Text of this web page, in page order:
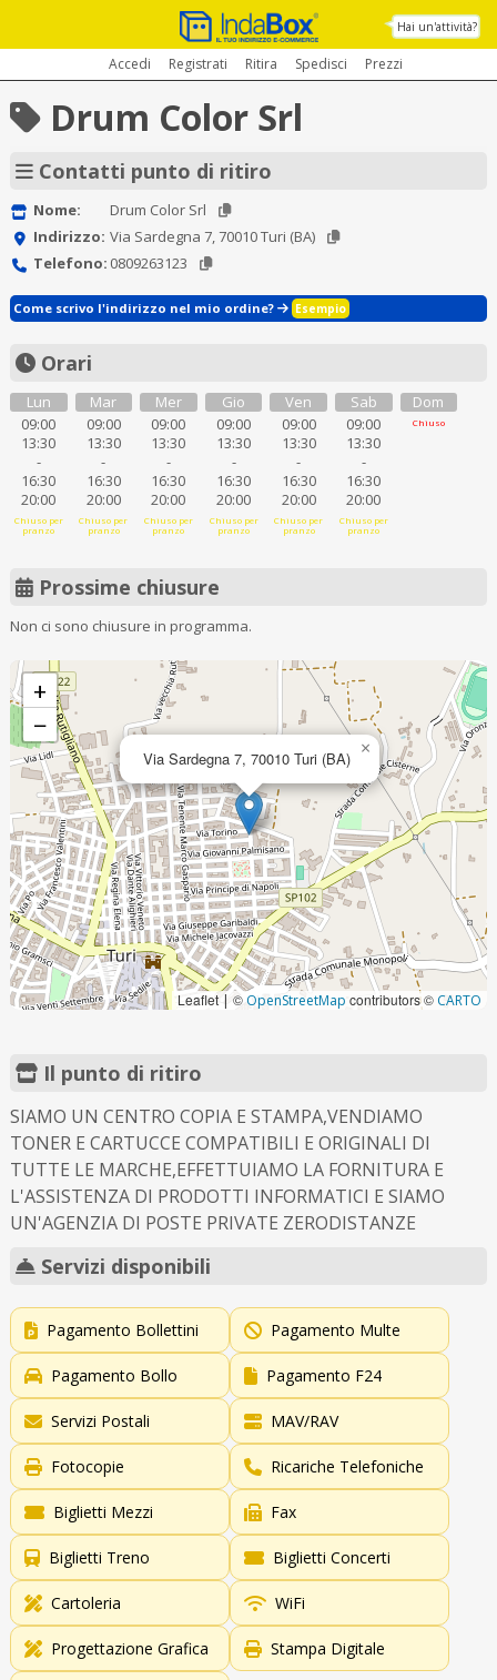
Hai un'attività?
Accedi Registrati Ritira Spedisci Prezzi
Drum Color Srl
Contatti punto di ritiro
Nome:
Drum Color Srl
Indirizzo: Via Sardegna 7, 70010 Turi (BA)
Telefono: 0809263123
Come scrivo l'indirizzo nel mio ordine? Esempio
Orari
Lun
09:00
13:30
-
16:30
20:00
Chiuso per
pranzo
Mar
09:00
13:30
-
16:30
20:00
Chiuso per
pranzo
Mer
09:00
13:30
-
16:30
20:00
Chiuso per
pranzo
Gio
09:00
13:30
-
16:30
20:00
Chiuso per
pranzo
Ven
09:00
13:30
-
16:30
20:00
Chiuso per
pranzo
Sab
09:00
13:30
-
16:30
20:00
Chiuso per
pranzo
Dom
Chiuso
Prossime chiusure
Non ci sono chiusure in programma.
Via Sardegna 7, 70010 Turi (BA) ×
+
−
Leaflet | © OpenStreetMap contributors © CARTO
Il punto di ritiro
SIAMO UN CENTRO COPIA E STAMPA,VENDIAMO
TONER E CARTUCCE COMPATIBILI E ORIGINALI DI
TUTTE LE MARCHE,EFFETTUIAMO LA FORNITURA E
L'ASSISTENZA DI PRODOTTI INFORMATICI E SIAMO
UN'AGENZIA DI POSTE PRIVATE ZERODISTANZE
Servizi disponibili
Pagamento Bollettini Pagamento Multe
Pagamento Bollo Pagamento F24
Servizi Postali MAV/RAV
Fotocopie Ricariche Telefoniche
Biglietti Mezzi Fax
Biglietti Treno Biglietti Concerti
Cartoleria WiFi
Progettazione Grafica Stampa Digitale